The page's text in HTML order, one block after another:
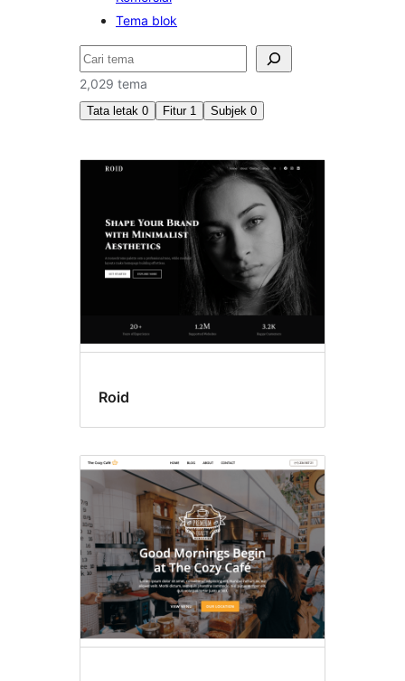
Tema blok
Cari
2,029 tema
Tata letak 0 Fitur 1 Subjek 0
Header
andalan
Roid